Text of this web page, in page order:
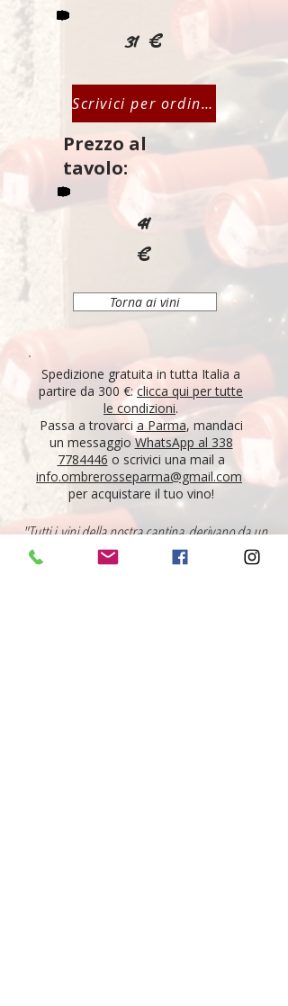
31 €
Scrivici per ordinare
Prezzo al
tavolo:
41
€
Torna ai vini
Spedizione gratuita in tutta Italia a
partire da 300 €:clicca qui per tutte
le condizioni.
Passa a trovarci a Parma, mandaci
un messaggioWhatsApp al 338
7784446 o scrivici una mail a
info.ombrerosseparma@gmail.com
per acquistare il tuo vino!
"Tutti i vini della nostra cantina derivano da un
lungo percorso di ricerca, iniziato nel 1995 con